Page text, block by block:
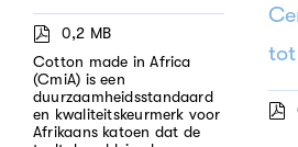
0,2 MB
Cotton made in Africa
(CmiA) is een
duurzaamheidsstandaard
en kwaliteitskeurmerk voor
Afrikaans katoen dat de